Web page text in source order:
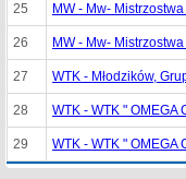
25 MW - Mw-
26 MW - Mw-
27 WTK - Młodzików,
28 WTK - WTK " OMEGA
29 WTK - WTK " OMEGA